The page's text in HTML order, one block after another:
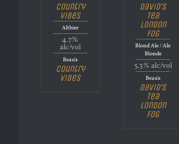
Country
Vibes
Altbier
4.7%
alc/vol
Beau's
Country
Vibes
David’s
Tea
London
Fog
Blond Ale / Ale
Blonde
5.3% alc/vol
Beau's
David’s
Tea
London
Fog